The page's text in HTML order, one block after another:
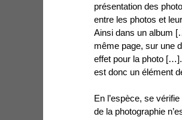
présentation des
entre les photos et
Ainsi dans un album
même page, sur une
effet pour la photo
est donc un élément
En l’espèce, se
de la photographie